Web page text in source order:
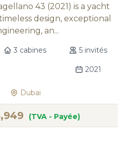
43 (2021) is a yacht
design, exceptional
an...
3 cabines
5 invités
2021
Dubai
(TVA - Payée)